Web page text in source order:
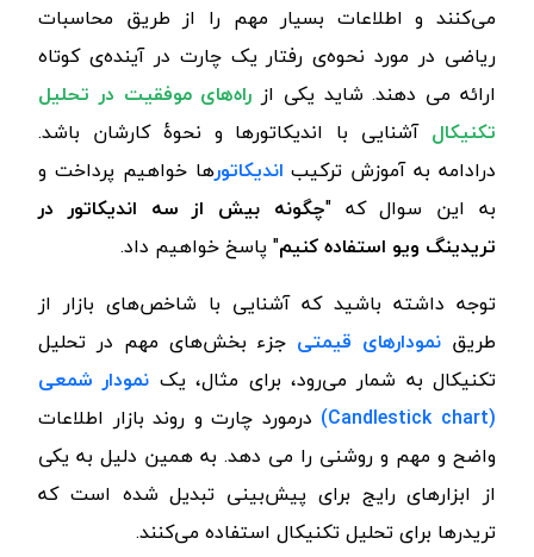
می‌کنند و اطلاعات بسیار مهم را از طریق محاسبات
ریاضی در مورد نحوه‌ی رفتار یک چارت در آینده‌ی کوتاه
ارائه می دهند. شاید یکی از راه‌های موفقیت در تحلیل
تکنیکال آشنایی با اندیکاتورها و نحوۀ کارشان باشد.
درادامه به آموزش ترکیب اندیکاتورها خواهیم پرداخت و
به این سوال که "چگونه بیش از سه اندیکاتور در
تریدینگ ویو استفاده کنیم" پاسخ خواهیم داد.
توجه داشته باشید که آشنایی با شاخص‌های بازار از
طریق نمودارهای قیمتی جزء بخش‌های مهم در تحلیل
تکنیکال به شمار می‌رود، برای مثال، یک نمودار شمعی
(Candlestick chart)
درمورد چارت و روند بازار اطلاعات
واضح و مهم و روشنی را می دهد. به همین دلیل به یکی
از ابزارهای رایج برای پیش‌بینی تبدیل شده است که
تریدرها برای تحلیل تکنیکال استفاده می‌کنند.